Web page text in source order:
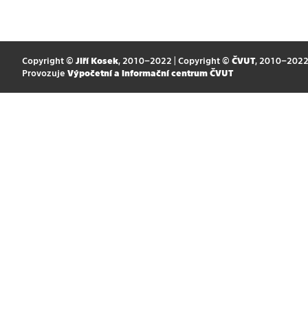
Copyright © Jiří Kosek, 2010–2022 | Copyright © ČVUT, 2010–2022
Provozuje Výpočetní a informační centrum ČVUT